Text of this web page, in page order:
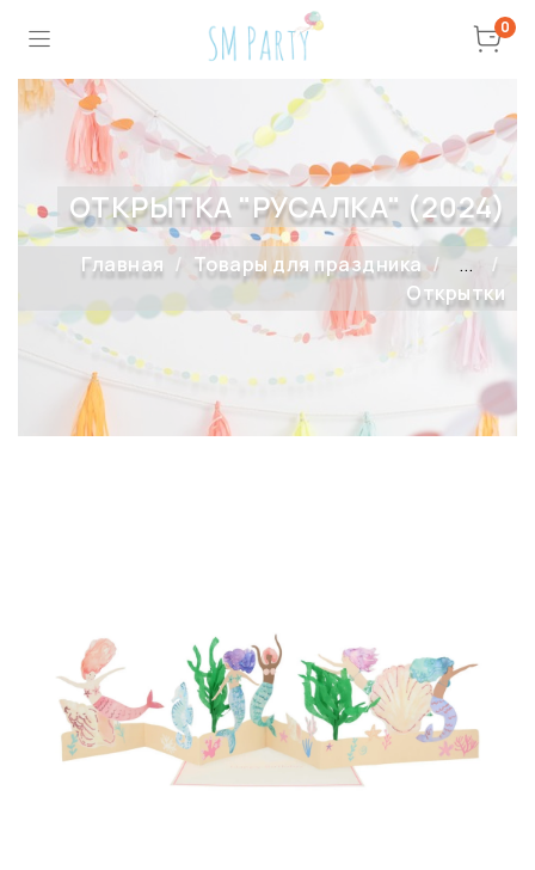
0
ОТКРЫТКА "РУСАЛКА" (2024)
Главная Товары для праздника
...
Открытки